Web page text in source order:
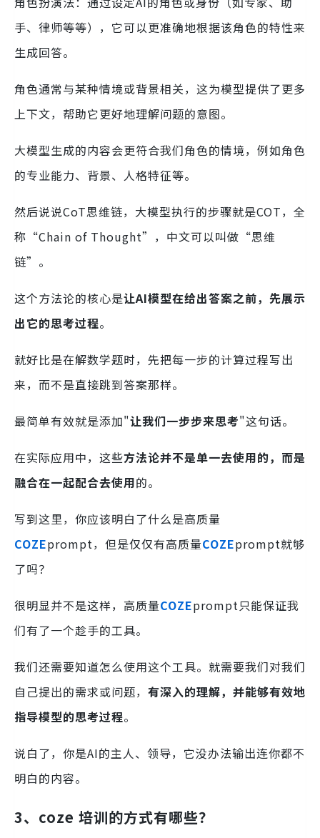
手、律师等等），它可以更准确地根据该角色的特性来
生成回答。
角色通常与某种情境或背景相关，这为模型提供了更多
上下文，帮助它更好地理解问题的意图。
大模型生成的内容会更符合我们角色的情境，例如角色
的专业能力、背景、人格特征等。
然后说说CoT思维链，大模型执行的步骤就是COT，全
称“Chain of Thought”，中文可以叫做“思维
链”。
这个方法论的核心是让AI模型在给出答案之前，先展示
出它的思考过程。
就好比是在解数学题时，先把每一步的计算过程写出
来，而不是直接跳到答案那样。
最简单有效就是添加"让我们一步步来思考"这句话。
在实际应用中，这些方法论并不是单一去使用的，而是
融合在一起配合去使用的。
写到这里，你应该明白了什么是高质量
COZEprompt，但是仅仅有高质量COZEprompt就够
了吗？
很明显并不是这样，高质量COZEprompt只能保证我
们有了一个趁手的工具。
我们还需要知道怎么使用这个工具。就需要我们对我们
自己提出的需求或问题， 有深入的理解，并能够有效地
指导模型的思考过程。
说白了，你是AI的主人、领导，它没办法输出连你都不
明白的内容。
3、coze 培训的方式有哪些？